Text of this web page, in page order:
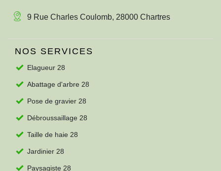
9 Rue Charles Coulomb, 28000 Chartres
NOS SERVICES
Elagueur 28
Abattage d'arbre 28
Pose de gravier 28
Débroussaillage 28
Taille de haie 28
Jardinier 28
Paysagiste 28